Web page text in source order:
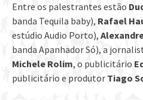
Entre os palestrantes estão
banda Tequila baby), Rafael
estúdio Audio Porto),
banda Apanhador Só), a
Michele Rolim, o publicitário
publicitário e produtor Tiago